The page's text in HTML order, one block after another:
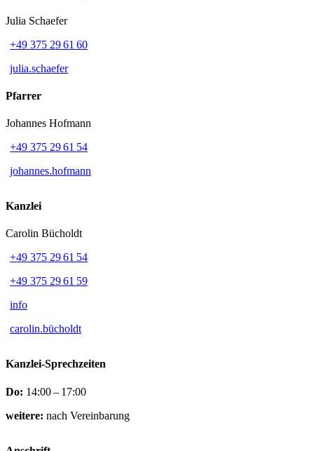
Julia Schaefer
+49 375 29 61 60
julia.schaefer
Pfarrer
Johannes Hofmann
+49 375 29 61 54
johannes.hofmann
Kanzlei
Carolin Bücholdt
+49 375 29 61 54
+49 375 29 61 59
info
carolin.bücholdt
Kanzlei-Sprechzeiten
Do: 14:00 – 17:00
weitere: nach Vereinbarung